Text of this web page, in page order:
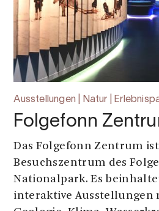
Ausstellungen | Natur |
Folgefonn
Das Folgefonn Zentrum
Besuchszentrum des
Nationalpark. Es
interaktive Ausstellungen